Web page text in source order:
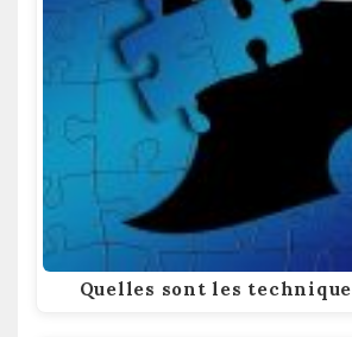
Quelles sont les